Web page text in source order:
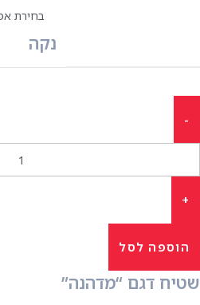
נקה
הוספה לסל
שטיח דגם “מדהנה”